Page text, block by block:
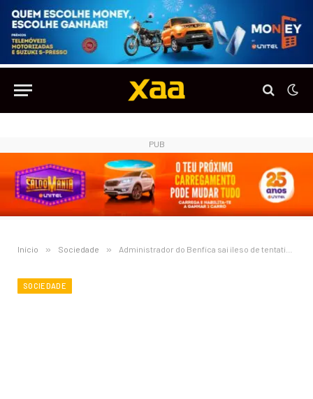
PUB
Início » Sociedade » Administrador do Benfica sai ileso de tentativa de assalto à saída do Banco BIC
SOCIEDADE